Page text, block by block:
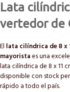
Lata
vertedor de
El lata cilíndrica de 8 x
mayoristaes una
lata cilíndrica de 8 x 11
disponible con stock
rápido a todo el país.